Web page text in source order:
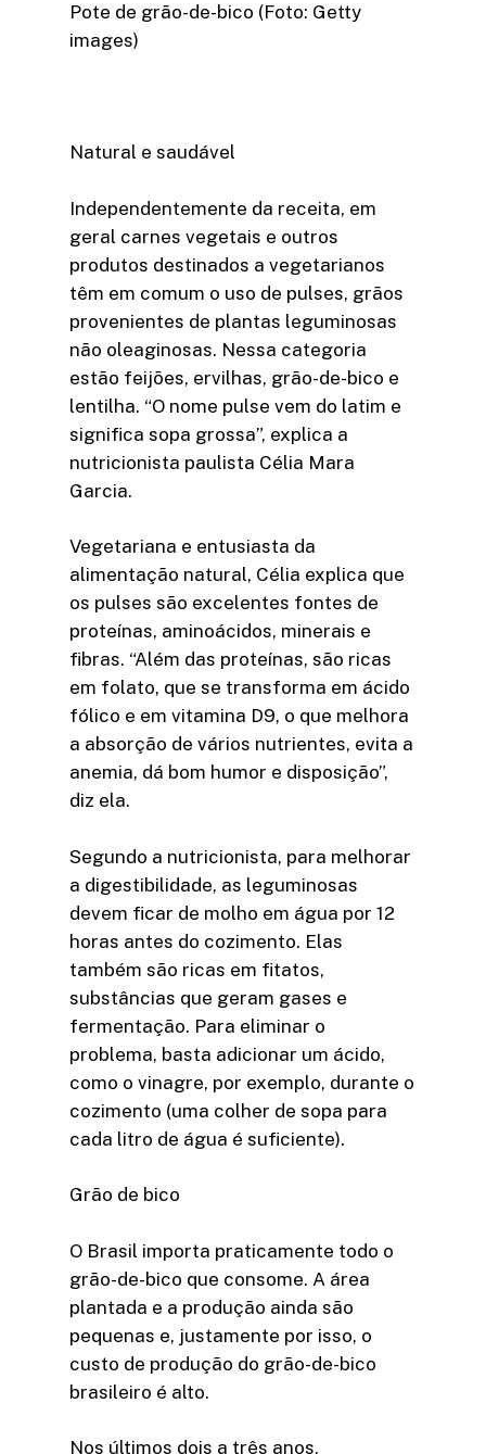
Pote de grão-de-bico (Foto: Getty
images)
Natural e saudável
Independentemente da receita, em
geral carnes vegetais e outros
produtos destinados a vegetarianos
têm em comum o uso de pulses, grãos
provenientes de plantas leguminosas
não oleaginosas. Nessa categoria
estão feijões, ervilhas, grão-de-bico e
lentilha. “O nome pulse vem do latim e
significa sopa grossa”, explica a
nutricionista paulista Célia Mara
Garcia.
Vegetariana e entusiasta da
alimentação natural, Célia explica que
os pulses são excelentes fontes de
proteínas, aminoácidos, minerais e
fibras. “Além das proteínas, são ricas
em folato, que se transforma em ácido
fólico e em vitamina D9, o que melhora
a absorção de vários nutrientes, evita a
anemia, dá bom humor e disposição”,
diz ela.
Segundo a nutricionista, para melhorar
a digestibilidade, as leguminosas
devem ficar de molho em água por 12
horas antes do cozimento. Elas
também são ricas em fitatos,
substâncias que geram gases e
fermentação. Para eliminar o
problema, basta adicionar um ácido,
como o vinagre, por exemplo, durante o
cozimento (uma colher de sopa para
cada litro de água é suficiente).
Grão de bico
O Brasil importa praticamente todo o
grão-de-bico que consome. A área
plantada e a produção ainda são
pequenas e, justamente por isso, o
custo de produção do grão-de-bico
brasileiro é alto.
Nos últimos dois a três anos,